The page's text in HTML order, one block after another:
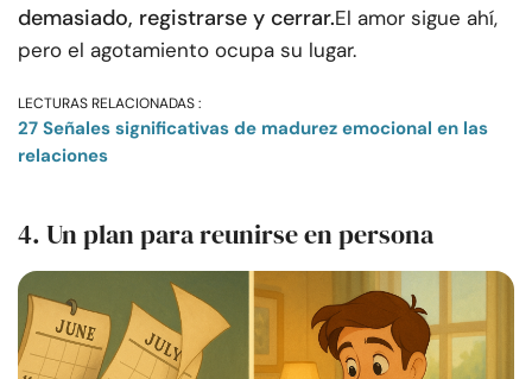
demasiado, registrarse y cerrar.El amor sigue ahí,
pero el agotamiento ocupa su lugar.
LECTURAS RELACIONADAS :
27 Señales significativas de madurez emocional en las
relaciones
4. Un plan para reunirse en persona